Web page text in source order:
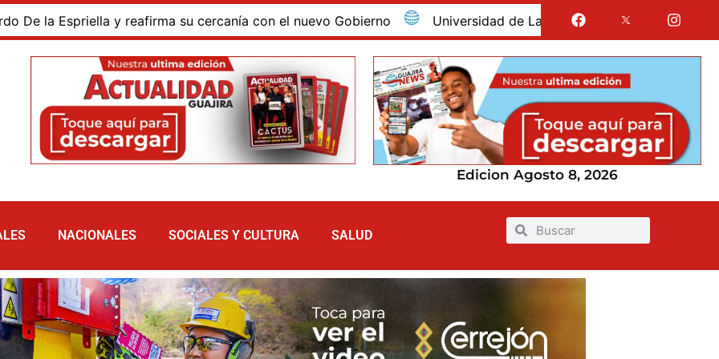
y reafirma su cercanía con el nuevo Gobierno Universidad de La Guajira celebró la obtención del
Edicion Agosto 8, 2026
NACIONALES SOCIALES Y CULTURA SALUD